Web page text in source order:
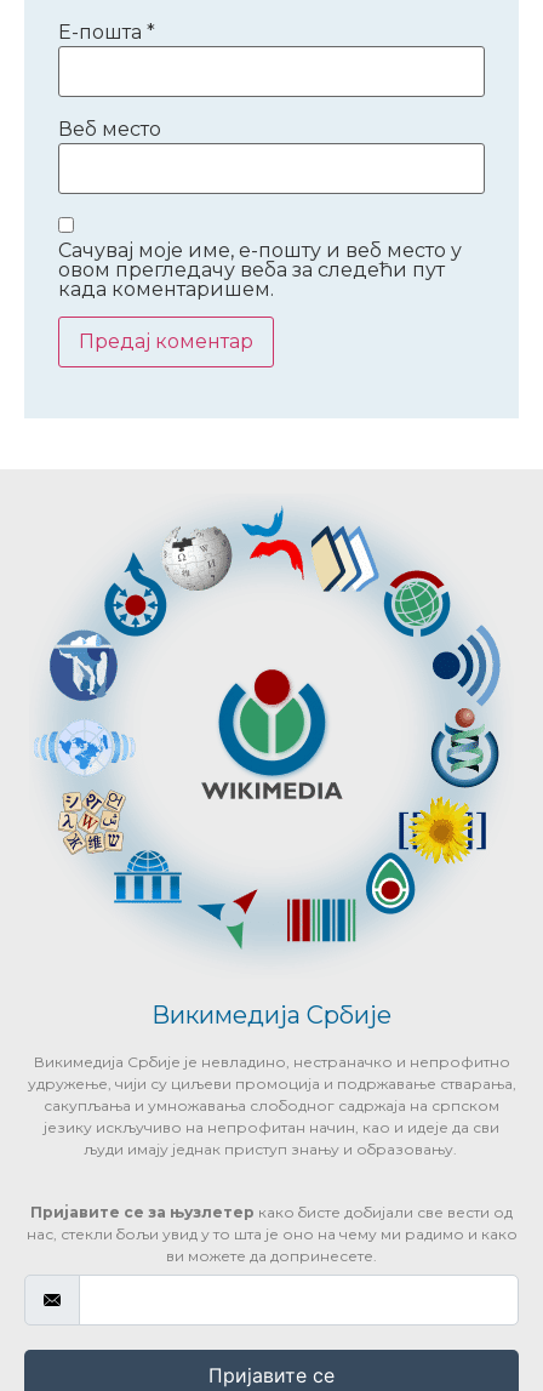
Е-пошта *
Веб место
Сачувај моје име, е-пошту и веб место у
овом прегледачу веба за следећи пут
када коментаришем.
Викимедија Србије
Викимедија Србије је невладино, нестраначко и непрофитно
удружење, чији су циљеви промоција и подржавање стварања,
сакупљања и умножавања слободног садржаја на српском
језику искључиво на непрофитан начин, као и идеје да сви
људи имају једнак приступ знању и образовању.
Пријавите се за њузлетер како бисте добијали све вести од
нас, стекли бољи увид у то шта је оно на чему ми радимо и како
ви можете да допринесете.
Пријавите се